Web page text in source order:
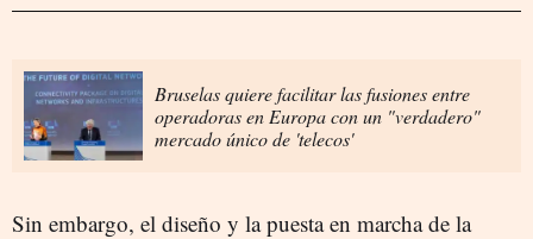
Bruselas quiere facilitar las fusiones entre
operadoras en Europa con un "verdadero"
mercado único de 'telecos'
Sin embargo, el diseño y la puesta en marcha de la